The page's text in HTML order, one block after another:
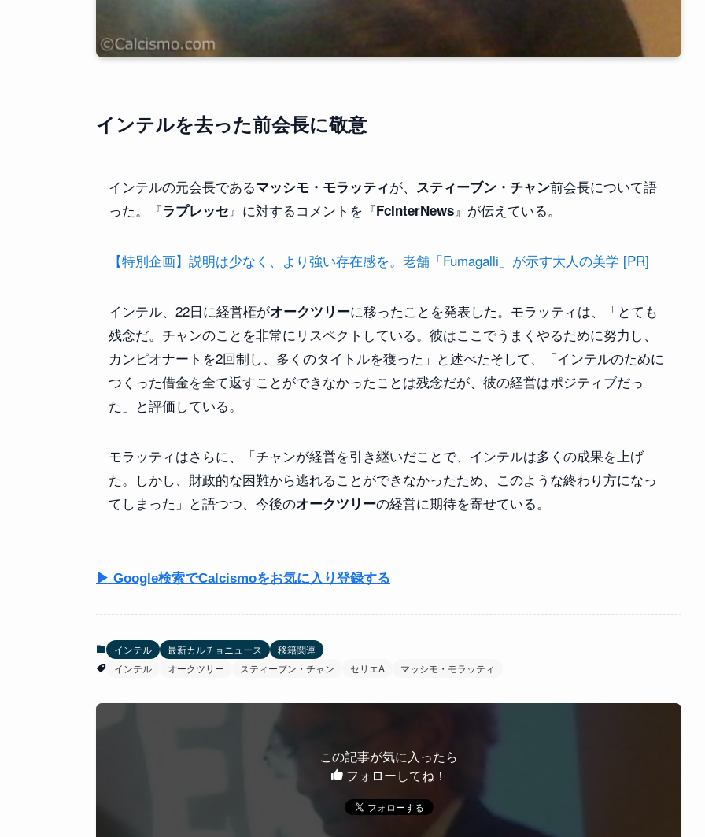
インテルを去った前会長に敬意
インテルの元会長であるマッシモ・モラッティが、 スティーブン・チャン前会長について語
った。『ラプレッセ 』に対するコメントを『FcInterNews』が伝えている。
【特別企画】説明は少なく、より強い存在感を。老舗「Fumagalli」が示す大人の美学 [PR]
インテル、22日に経営権がオークツリーに移ったことを発表した。モラッティは、「とても
残念だ。チャンのことを非常にリスペクトしている。彼はここでうまくやるために努力し、
カンピオナートを2回制し、多くのタイトルを獲った」と述べたそして、「インテルのために
つくった借金を全て返すことができなかったことは残念だが、彼の経営はポジティブだっ
た」と評価している。
モラッティはさらに、「チャンが経営を引き継いだことで、インテルは多くの成果を上げ
た。しかし、財政的な困難から逃れることができなかったため、このような終わり方になっ
てしまった」と語つつ、今後のオークツリーの経営に期待を寄せている。
▶ Google検索でCalcismoをお気に入り登録する
インテル 最新カルチョニュース
移籍関連
インテル
オークツリー スティーブン・チャン セリエA マッシモ・モラッティ
この記事が気に入ったら
フォローしてね！